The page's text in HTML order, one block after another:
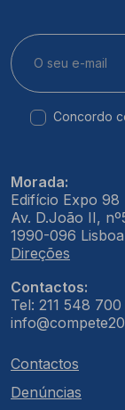
Concordo
Morada:
Edifício Expo 98
Av. D.João II,
1990-096 Lisboa
Direções
Contactos:
Tel: 211 548 700
Contactos
Denúncias